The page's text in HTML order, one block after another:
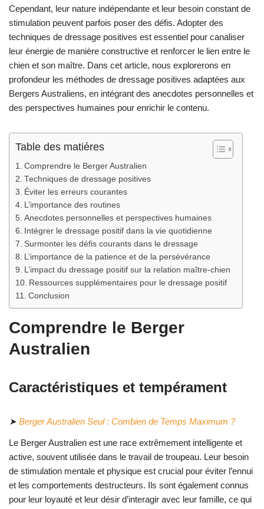
Cependant, leur nature indépendante et leur besoin constant de
stimulation peuvent parfois poser des défis. Adopter des
techniques de dressage positives est essentiel pour canaliser
leur énergie de manière constructive et renforcer le lien entre le
chien et son maître. Dans cet article, nous explorerons en
profondeur les méthodes de dressage positives adaptées aux
Bergers Australiens, en intégrant des anecdotes personnelles et
des perspectives humaines pour enrichir le contenu.
Table des matiéres
Comprendre le Berger Australien
Techniques de dressage positives
Éviter les erreurs courantes
L’importance des routines
Anecdotes personnelles et perspectives humaines
Intégrer le dressage positif dans la vie quotidienne
Surmonter les défis courants dans le dressage
L’importance de la patience et de la persévérance
L’impact du dressage positif sur la relation maître-chien
Ressources supplémentaires pour le dressage positif
Conclusion
Comprendre le Berger
Australien
Caractéristiques et tempérament
➤ Berger Australien Seul : Combien de Temps Maximum ?
Le Berger Australien est une race extrêmement intelligente et
active, souvent utilisée dans le travail de troupeau. Leur besoin
de stimulation mentale et physique est crucial pour éviter l’ennui
et les comportements destructeurs. Ils sont également connus
pour leur loyauté et leur désir d’interagir avec leur famille, ce qui